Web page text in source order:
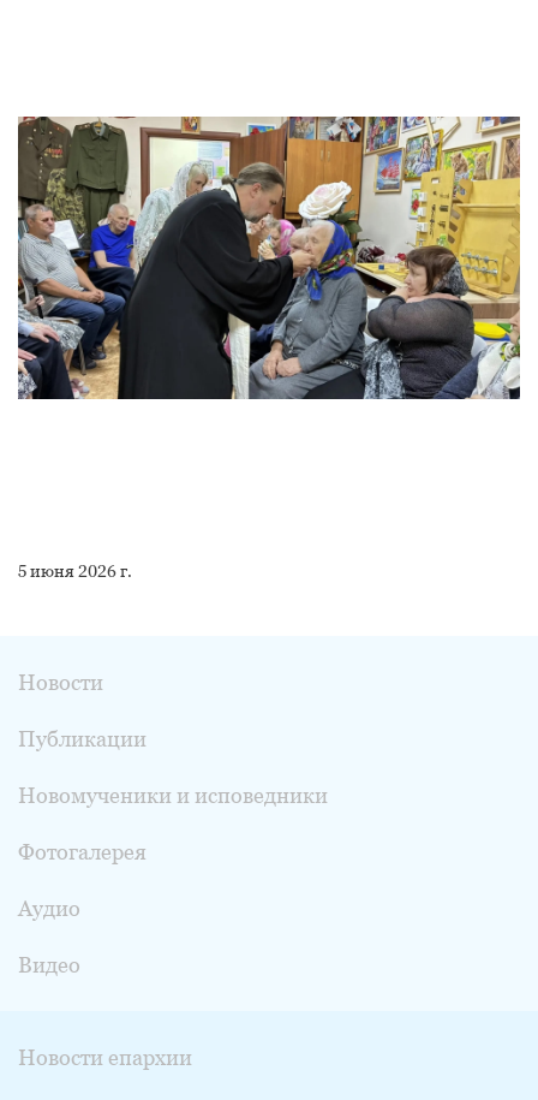
5 июня 2026 г.
Новости
Публикации
Новомученики и исповедники
Фотогалерея
Аудио
Видео
Новости епархии